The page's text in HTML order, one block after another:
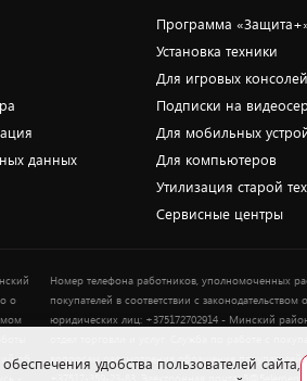
данных
Программа
Установка техники
Для игровых консолей
Подписки на
Для мобильных
Для компьютеров
Утилизация старой
Сервисные центры
о
об
Номер телефона работников, уполномоченных
покупателей в соответствии с
юридических лиц: +375172702914 - Минский
вопросам рассмотрения обращения покупателей
удобства пользователей сайта,